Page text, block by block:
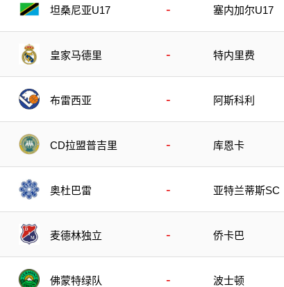
坦桑尼亚U17 - 塞内加尔U17
皇家马德里 - 特内里费
布雷西亚 - 阿斯科利
CD拉盟普吉里 - 库恩卡
奥杜巴雷 - 亚特兰蒂斯SC
麦德林独立 - 侨卡巴
佛蒙特绿队 - 波士顿